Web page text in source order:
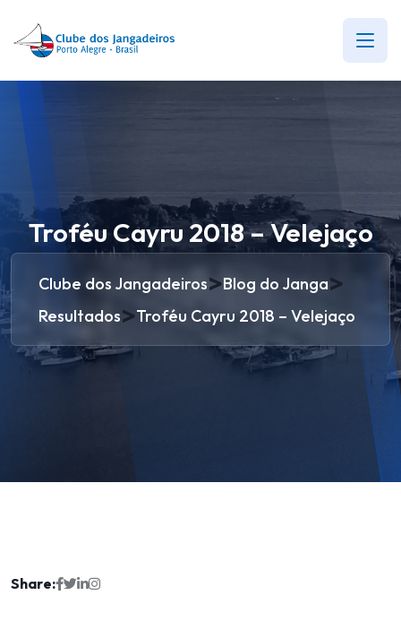
Troféu Cayru 2018 – Velejaço
Clube dos Jangadeiros>Blog do Janga>
Resultados>Troféu Cayru 2018 – Velejaço
Share: